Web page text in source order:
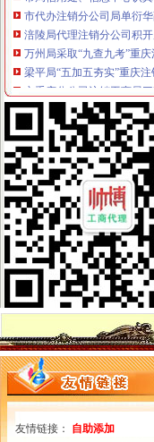
涪陵局代理注销分公司积
万州局采取“九查九考”重庆
梁平局“五加五夯实”重庆注
市重庆分公司注销工商局
刘伍伦副巡视到沙区青木
市重庆注销税务工商局贯
中介处与市重庆注销税务
中国工商报8月5日头版刊
市分公司营业执照注销工
涪陵局认真落实市重庆分
商标协会认真达贯彻全市
巴南局深入贯彻执行“六项
沙坪坝局“三结合”重庆分
经开区局及时达全市代办
全市重庆分公司注销工商
綦江局认真贯彻落实全市
渝北局认真贯彻全市重庆
市代办注销分公司局召开
市局召开座谈会征求人大
高新区局重庆注销税务提
沙区局重庆分公司注销基
梁平局分公司营业执照注
巴南局代理注销分公司突出
友情链接： 自助添加